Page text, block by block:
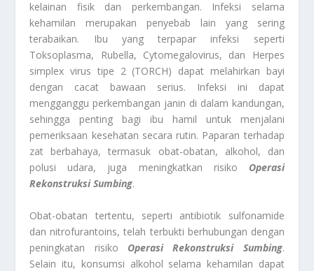
kelainan fisik dan perkembangan. Infeksi selama
kehamilan merupakan penyebab lain yang sering
terabaikan. Ibu yang terpapar infeksi seperti
Toksoplasma, Rubella, Cytomegalovirus, dan Herpes
simplex virus tipe 2 (TORCH) dapat melahirkan bayi
dengan cacat bawaan serius. Infeksi ini dapat
mengganggu perkembangan janin di dalam kandungan,
sehingga penting bagi ibu hamil untuk menjalani
pemeriksaan kesehatan secara rutin. Paparan terhadap
zat berbahaya, termasuk obat-obatan, alkohol, dan
polusi udara, juga meningkatkan risiko Operasi
Rekonstruksi Sumbing.
Obat-obatan tertentu, seperti antibiotik sulfonamide
dan nitrofurantoins, telah terbukti berhubungan dengan
peningkatan risiko Operasi Rekonstruksi Sumbing.
Selain itu, konsumsi alkohol selama kehamilan dapat